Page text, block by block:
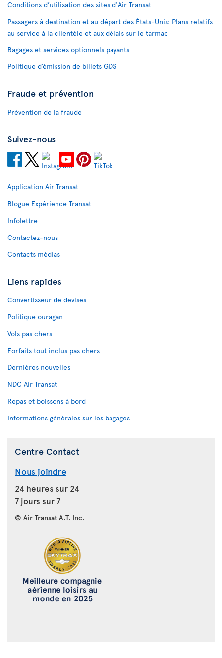
Conditions d’utilisation des sites d'Air Transat
Passagers à destination et au départ des États-Unis: Plans relatifs
au service à la clientèle et aux délais sur le tarmac
Bagages et services optionnels payants
Politique d’émission de billets GDS
Fraude et prévention
Prévention de la fraude
Suivez-nous
Application Air Transat
Blogue Expérience Transat
Infolettre
Contactez-nous
Contacts médias
Liens rapides
Convertisseur de devises
Politique ouragan
Vols pas chers
Forfaits tout inclus pas chers
Dernières nouvelles
NDC Air Transat
Repas et boissons à bord
Informations générales sur les bagages
Centre Contact
Nous joindre
24 heures sur 24
7 jours sur 7
© Air Transat A.T. Inc.